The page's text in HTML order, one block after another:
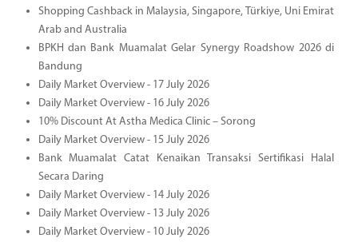
Shopping Cashback in Malaysia, Singapore, Türkiye, Uni Emirat
Arab and Australia
BPKH dan Bank Muamalat Gelar Synergy Roadshow 2026 di
Bandung
Daily Market Overview - 17 July 2026
Daily Market Overview - 16 July 2026
10% Discount At Astha Medica Clinic – Sorong
Daily Market Overview - 15 July 2026
Bank Muamalat Catat Kenaikan Transaksi Sertifikasi Halal
Secara Daring
Daily Market Overview - 14 July 2026
Daily Market Overview - 13 July 2026
Daily Market Overview - 10 July 2026